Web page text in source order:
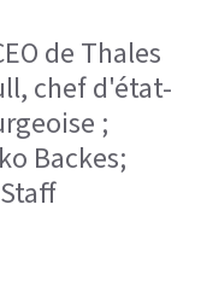
de Thales
chef d'état-
;
Backes;